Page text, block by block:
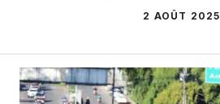
2 AOÛT 2025